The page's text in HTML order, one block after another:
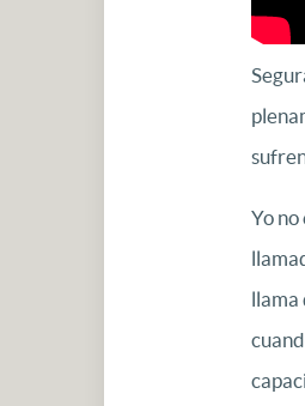
Yo
llama